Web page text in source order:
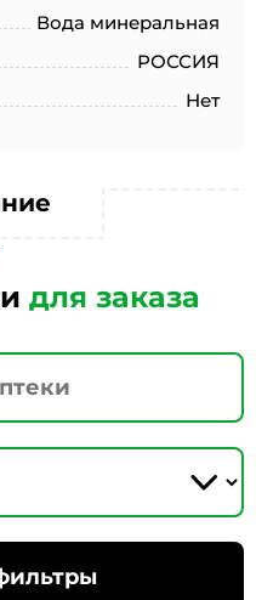
Вода минеральная
РОССИЯ
Нет
для заказа
на обработку